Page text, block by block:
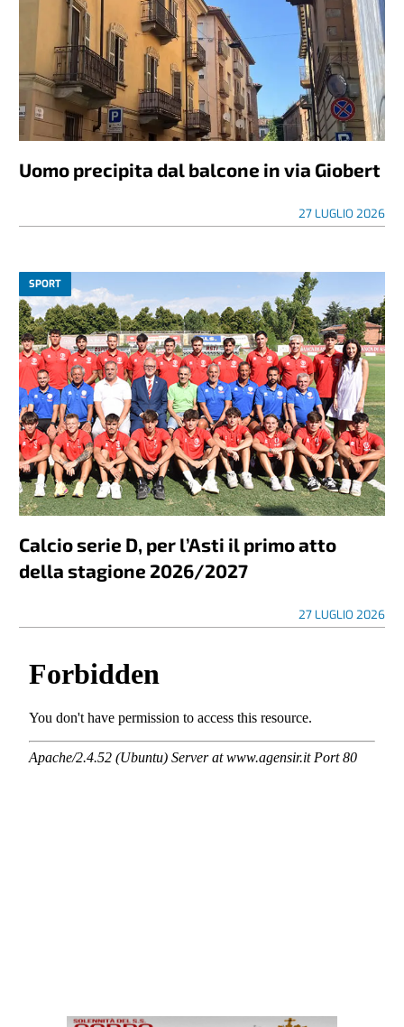
Uomo precipita dal balcone in via Giobert
27 LUGLIO 2026
SPORT
Calcio serie D, per l’Asti il primo atto
della stagione 2026/2027
27 LUGLIO 2026